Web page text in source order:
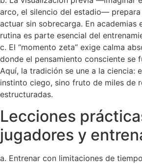
arco, el silencio del estadio— prepara
actuar sin sobrecarga. En academias
rutina es parte esencial del
c. El “momento zeta” exige calma
donde el pensamiento consciente se
Aquí, la tradición se une a la ciencia:
instinto ciego, sino fruto de miles de
estructuradas.
Lecciones
jugadores y
a. Entrenar con limitaciones de